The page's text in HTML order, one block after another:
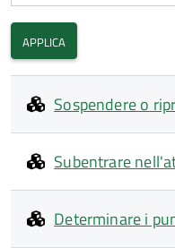
Sospendere o
Subentrare
Determinare i